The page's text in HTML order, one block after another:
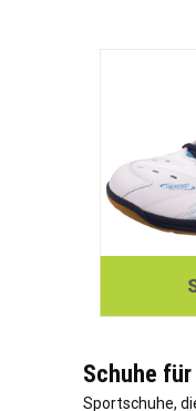
Schuhe für
Sportschuhe,